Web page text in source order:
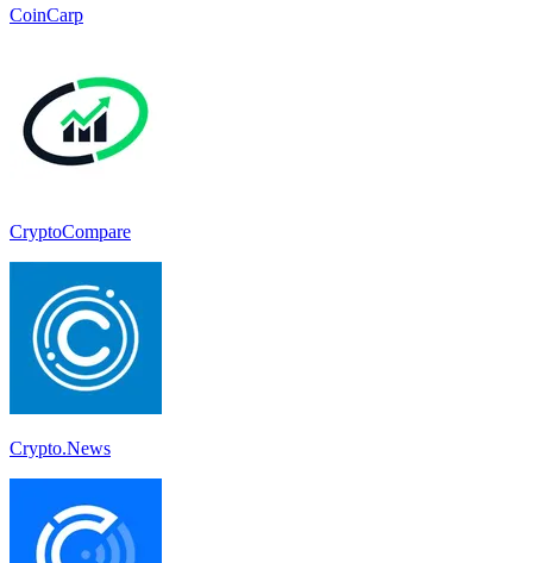
CoinCarp
CryptoCompare
Crypto.News